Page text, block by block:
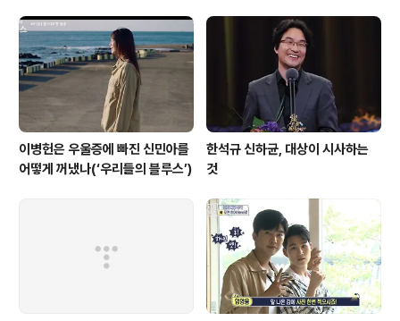
다면 가 이 시기를 다시 소환한 이유는 뭘까. 우리 시대의
어떤 결핍에 대한 화두를 던지고 있는 걸까. 의 첫 방송은
이 대하사극에 등장할 이방원이나 이방지, 분이 같은 여러
인물들을 두루 설명하고는 있지만 ..
이병헌은 우울증에 빠진 신민아를
어떻게 꺼냈나(‘우리들의 블루스’)
한석규 신하균, 대상이 시사하는
것